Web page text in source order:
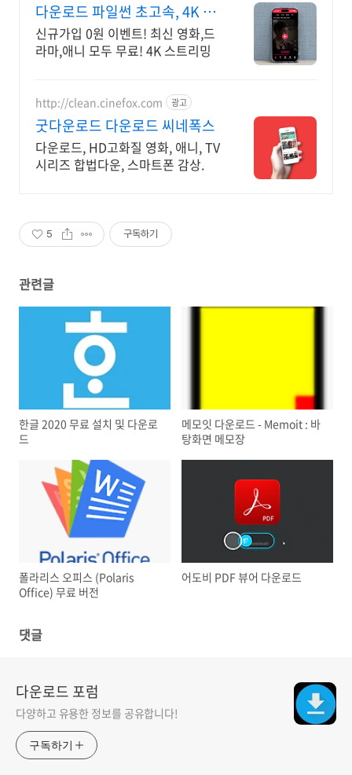
다운로드 파일썬 초고속, 4K 실
시간 보기!
신규가입 0원 이벤트! 최신 영화,드
라마,애니 모두 무료! 4K 스트리밍
http://clean.cinefox.com 광고
굿다운로드 다운로드 씨네폭스
다운로드, HD고화질 영화, 애니, TV
시리즈 합법다운, 스마트폰 감상.
5 구독하기
관련글
한글 2020 무료 설치 및 다운로
드
메모잇 다운로드 - Memoit : 바
탕화면 메모장
폴라리스 오피스 (Polaris
Office) 무료 버전
어도비 PDF 뷰어 다운로드
댓글
다운로드 포럼
다양하고 유용한 정보를 공유합니다!
구독하기